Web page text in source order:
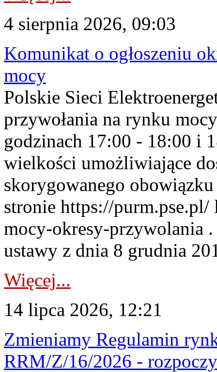
4 sierpnia 2026, 09:03
Komunikat o ogłoszeniu
mocy
Polskie Sieci
przywołania na rynku
godzinach 17:00 - 18:00 i
wielkości umożliwiające
skorygowanego
stronie https://
mocy-okresy-przywolania
ustawy z dnia 8 grudnia
Więcej...
14 lipca 2026, 12:21
Zmieniamy Regulamin
RRM/Z/16/2026 -